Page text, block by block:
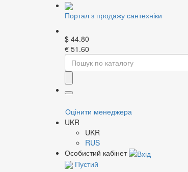
Портал з продажу сантехніки
$ 44.80
€ 51.60
Оцінити менеджера
UKR
UKR
RUS
Особистий кабінет
Пустий
Home Каталог Запірна арматура
Фільтр
Бренд
Розмір різьби, дюйм